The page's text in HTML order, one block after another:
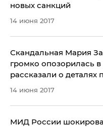
новых санкций
14 июня 2017
Скандальная Мария
громко опозорилась
рассказали о деталях
14 июня 2017
МИД России